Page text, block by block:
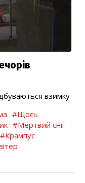
взимку
#Щось
#Мертвий сніг
#Крампус